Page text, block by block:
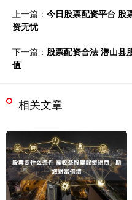
上一篇： 今日股票配资平台 股
资无忧
下一篇： 股票配资合法 潜山县
值
相关文章